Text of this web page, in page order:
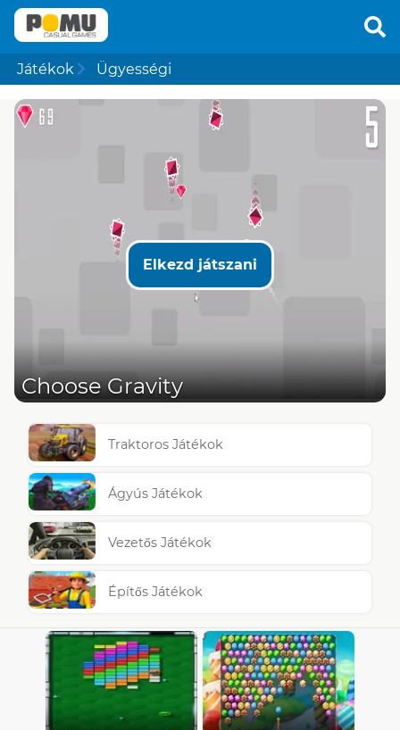
Játékok Ügyességi
Elkezd játszani
Choose Gravity
Traktoros Játékok
Ágyús Játékok
Vezetős Játékok
Építős Játékok